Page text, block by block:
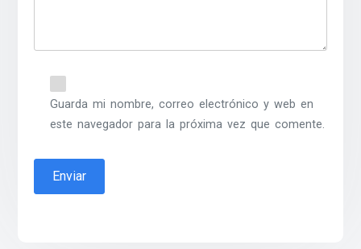
Guarda mi nombre, correo electrónico y web en
este navegador para la próxima vez que comente.